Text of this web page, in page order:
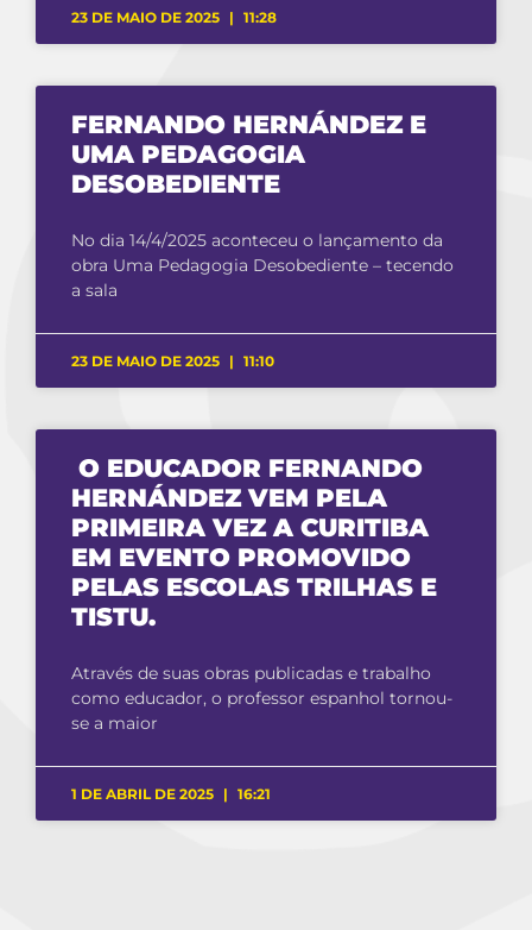
23 DE MAIO DE 2025 11:28
FERNANDO HERNÁNDEZ E
UMA PEDAGOGIA
DESOBEDIENTE
No dia 14/4/2025 aconteceu o lançamento da
obra Uma Pedagogia Desobediente – tecendo
a sala
23 DE MAIO DE 2025 11:10
O EDUCADOR FERNANDO
HERNÁNDEZ VEM PELA
PRIMEIRA VEZ A CURITIBA
EM EVENTO PROMOVIDO
PELAS ESCOLAS TRILHAS E
TISTU.
Através de suas obras publicadas e trabalho
como educador, o professor espanhol tornou-
se a maior
1 DE ABRIL DE 2025 16:21